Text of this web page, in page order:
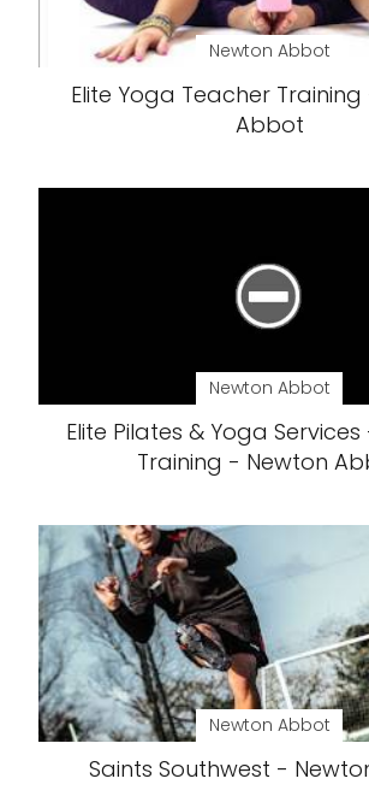
Newton Abbot
Elite Yoga Teacher
Abbot
Newton Abbot
Elite Pilates & Yoga
Training - Newton
Newton Abbot
Saints Southwest -